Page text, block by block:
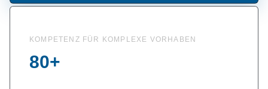
KOMPETENZ FÜR KOMPLEXE VORHABEN
80+